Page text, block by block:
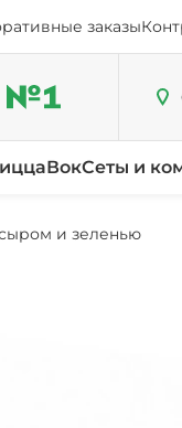
заказы
ВокСеты и
и зеленью